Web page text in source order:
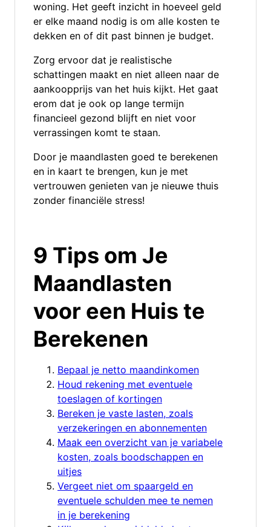
woning. Het geeft inzicht in hoeveel geld
er elke maand nodig is om alle kosten te
dekken en of dit past binnen je budget.
Zorg ervoor dat je realistische
schattingen maakt en niet alleen naar de
aankoopprijs van het huis kijkt. Het gaat
erom dat je ook op lange termijn
financieel gezond blijft en niet voor
verrassingen komt te staan.
Door je maandlasten goed te berekenen
en in kaart te brengen, kun je met
vertrouwen genieten van je nieuwe thuis
zonder financiële stress!
9 Tips om Je
Maandlasten
voor een Huis te
Berekenen
Bepaal je netto maandinkomen
Houd rekening met eventuele
toeslagen of kortingen
Bereken je vaste lasten, zoals
verzekeringen en abonnementen
Maak een overzicht van je variabele
kosten, zoals boodschappen en
uitjes
Vergeet niet om spaargeld en
eventuele schulden mee te nemen
in je berekening